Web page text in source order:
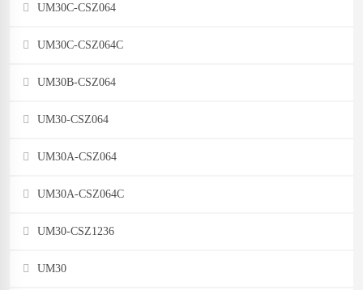
UM30C-CSZ064
UM30C-CSZ064C
UM30B-CSZ064
UM30-CSZ064
UM30A-CSZ064
UM30A-CSZ064C
UM30-CSZ1236
UM30